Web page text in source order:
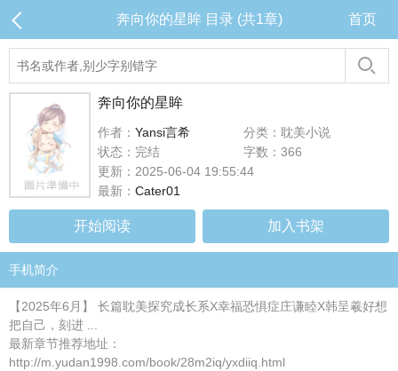
奔向你的星眸 目录 (共1章) 首页
奔向你的星眸
作者： Yansi言希
分类：耽美小说
状态：完结
字数：366
更新：2025-06-04 19:55:44
最新： Cater01
开始阅读 加入书架
手机简介
【2025年6月】 长篇耽美探究成长系X幸福恐惧症庄谦睦X韩呈羲好想
把自己，刻进 ...
最新章节推荐地址：
http://m.yudan1998.com/book/28m2iq/yxdiiq.html